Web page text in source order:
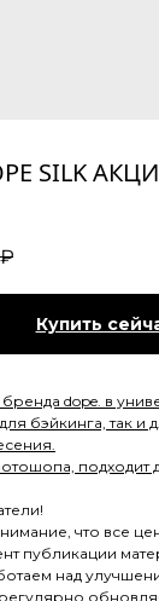
SILK
₽
Купить
dope. в
бэйкинга, так и
подходит
что все
публикации
над
регулярно